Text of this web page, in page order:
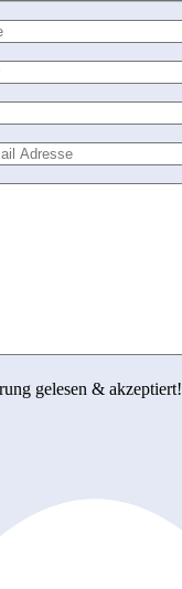
leer.
leer.
gelesen & akzeptiert!